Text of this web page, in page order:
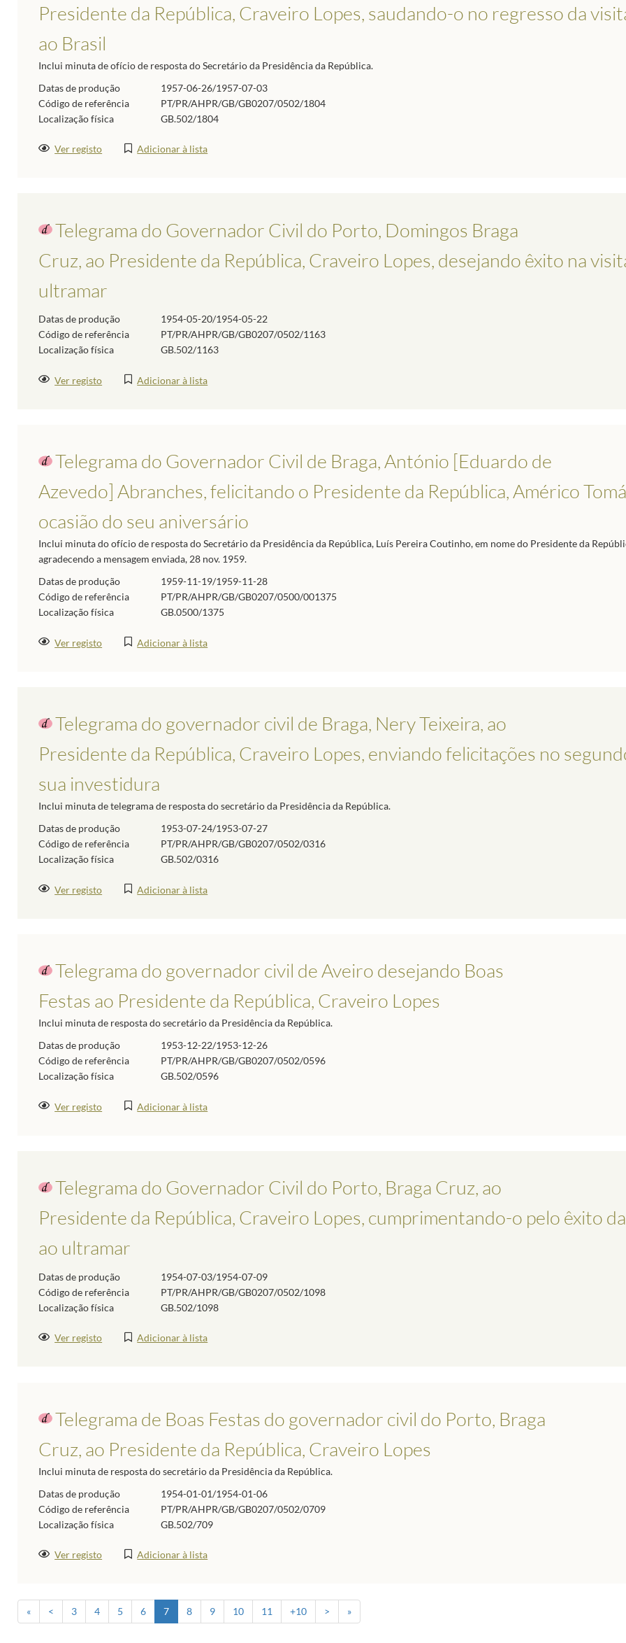
Presidente da República, Craveiro Lopes, saudando-o no regresso da
ao Brasil
Inclui minuta de ofício de resposta do Secretário da Presidência da República.
Datas de produção
1957-06-26/1957-07-03
Código de referência
PT/PR/AHPR/GB/GB0207/0502/1804
Localização física
GB.502/1804
Ver registo Adicionar à lista
Telegrama do Governador Civil do Porto, Domingos Braga
Cruz, ao Presidente da República, Craveiro Lopes, desejando êxito na
ultramar
Datas de produção
1954-05-20/1954-05-22
Código de referência
PT/PR/AHPR/GB/GB0207/0502/1163
Localização física
GB.502/1163
Ver registo Adicionar à lista
Telegrama do Governador Civil de Braga, António [Eduardo de
Azevedo] Abranches, felicitando o Presidente da República, Américo
ocasião do seu aniversário
Inclui minuta do ofício de resposta do Secretário da Presidência da República, Luís Pereira Coutinho, em nome do Presidente da
agradecendo a mensagem enviada, 28 nov. 1959.
Datas de produção
1959-11-19/1959-11-28
Código de referência
PT/PR/AHPR/GB/GB0207/0500/001375
Localização física
GB.0500/1375
Ver registo Adicionar à lista
Telegrama do governador civil de Braga, Nery Teixeira, ao
Presidente da República, Craveiro Lopes, enviando felicitações no
sua investidura
Inclui minuta de telegrama de resposta do secretário da Presidência da República.
Datas de produção
1953-07-24/1953-07-27
Código de referência
PT/PR/AHPR/GB/GB0207/0502/0316
Localização física
GB.502/0316
Ver registo Adicionar à lista
Telegrama do governador civil de Aveiro desejando Boas
Festas ao Presidente da República, Craveiro Lopes
Inclui minuta de resposta do secretário da Presidência da República.
Datas de produção
1953-12-22/1953-12-26
Código de referência
PT/PR/AHPR/GB/GB0207/0502/0596
Localização física
GB.502/0596
Ver registo Adicionar à lista
Telegrama do Governador Civil do Porto, Braga Cruz, ao
Presidente da República, Craveiro Lopes, cumprimentando-o pelo êxito
ao ultramar
Datas de produção
1954-07-03/1954-07-09
Código de referência
PT/PR/AHPR/GB/GB0207/0502/1098
Localização física
GB.502/1098
Ver registo Adicionar à lista
Telegrama de Boas Festas do governador civil do Porto, Braga
Cruz, ao Presidente da República, Craveiro Lopes
Inclui minuta de resposta do secretário da Presidência da República.
Datas de produção
1954-01-01/1954-01-06
Código de referência
PT/PR/AHPR/GB/GB0207/0502/0709
Localização física
GB.502/709
Ver registo Adicionar à lista
« < 3 4 5 6 7 8 9 10 11 +10 > »